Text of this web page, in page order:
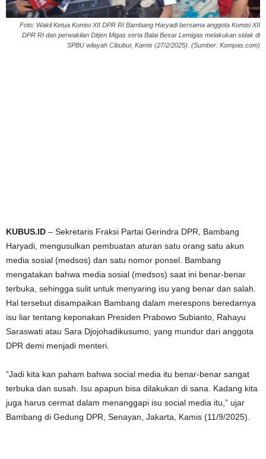
Foto: Wakil Ketua Komisi XII DPR RI Bambang Haryadi bersama anggota Komisi XII
DPR RI dan perwakilan Ditjen Migas serta Balai Besar Lemigas melakukan sidak di
SPBU wilayah Cibubur, Kamis (27/2/2025). (Sumber: Kompas.com)
KUBUS.ID – Sekretaris Fraksi Partai Gerindra DPR, Bambang
Haryadi, mengusulkan pembuatan aturan satu orang satu akun
media sosial (medsos) dan satu nomor ponsel. Bambang
mengatakan bahwa media sosial (medsos) saat ini benar-benar
terbuka, sehingga sulit untuk menyaring isu yang benar dan salah.
Hal tersebut disampaikan Bambang dalam merespons beredarnya
isu liar tentang keponakan Presiden Prabowo Subianto, Rahayu
Saraswati atau Sara Djojohadikusumo, yang mundur dari anggota
DPR demi menjadi menteri.
“Jadi kita kan paham bahwa social media itu benar-benar sangat
terbuka dan susah. Isu apapun bisa dilakukan di sana. Kadang kita
juga harus cermat dalam menanggapi isu social media itu,” ujar
Bambang di Gedung DPR, Senayan, Jakarta, Kamis (11/9/2025).